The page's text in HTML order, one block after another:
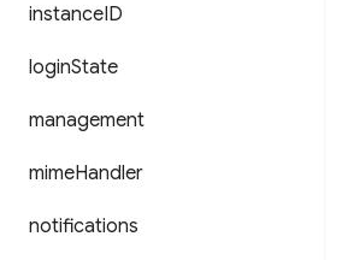
instanceID
loginState
management
mimeHandler
notifications